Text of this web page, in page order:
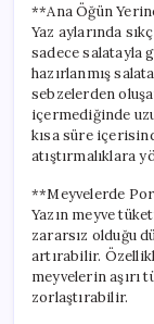
**Ana Öğün
Yaz aylarında
sadece salatayla
hazırlanmış
sebzelerden
içermediğinde
kısa süre
atıştırmalıklara
**Meyvelerde
Yazın meyve
zararsız olduğu
artırabilir.
meyvelerin aşırı
zorlaştırabilir.